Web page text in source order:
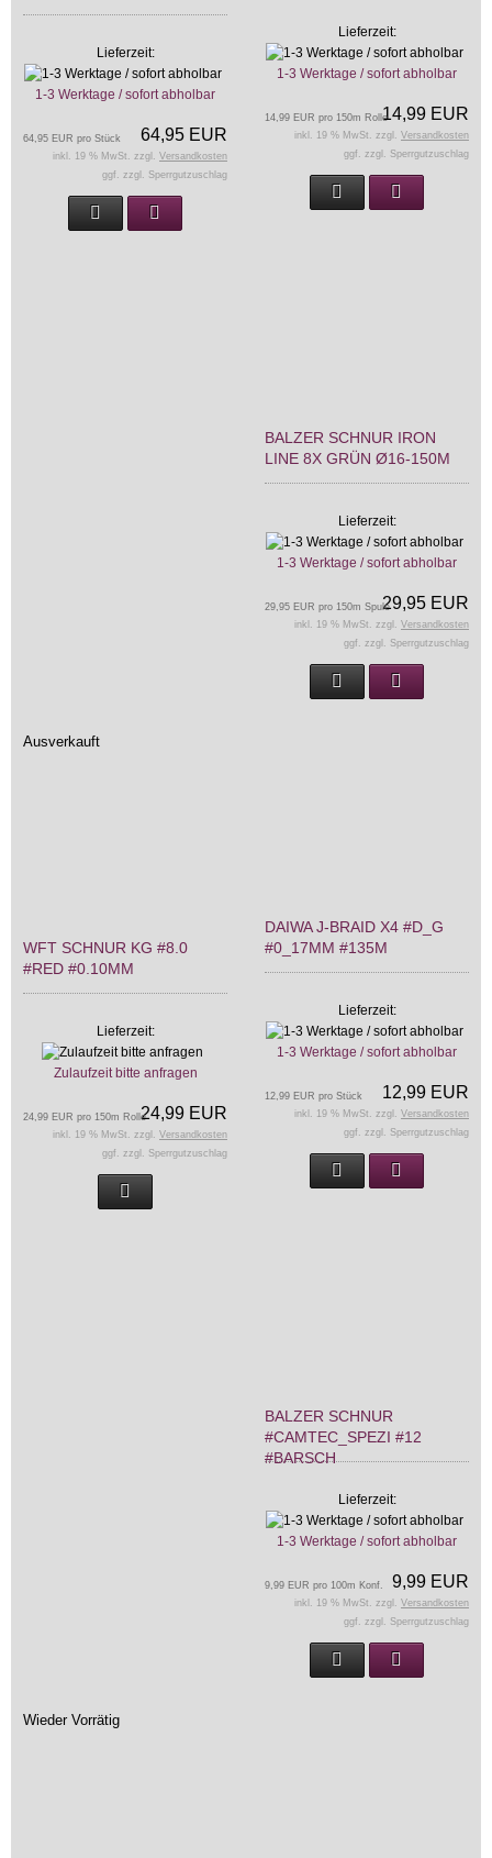
Lieferzeit:
1-3 Werktage / sofort abholbar
64,95 EUR
64,95 EUR pro Stück
inkl. 19 % MwSt. zzgl. Versandkosten
ggf. zzgl. Sperrgutzuschlag
Lieferzeit:
1-3 Werktage / sofort abholbar
14,99 EUR
14,99 EUR pro 150m Rolle
inkl. 19 % MwSt. zzgl. Versandkosten
ggf. zzgl. Sperrgutzuschlag
BALZER SCHNUR IRON
LINE 8X GRÜN Ø16-150M
Lieferzeit:
1-3 Werktage / sofort abholbar
29,95 EUR
29,95 EUR pro 150m Spule
inkl. 19 % MwSt. zzgl. Versandkosten
ggf. zzgl. Sperrgutzuschlag
Ausverkauft
WFT SCHNUR KG #8.0
#RED #0.10MM
Lieferzeit:
Zulaufzeit bitte anfragen
24,99 EUR
24,99 EUR pro 150m Rolle
inkl. 19 % MwSt. zzgl. Versandkosten
ggf. zzgl. Sperrgutzuschlag
DAIWA J-BRAID X4 #D_G
#0_17MM #135M
Lieferzeit:
1-3 Werktage / sofort abholbar
12,99 EUR
12,99 EUR pro Stück
inkl. 19 % MwSt. zzgl. Versandkosten
ggf. zzgl. Sperrgutzuschlag
BALZER SCHNUR
#CAMTEC_SPEZI #12
#BARSCH
Lieferzeit:
1-3 Werktage / sofort abholbar
9,99 EUR
9,99 EUR pro 100m Konf.
inkl. 19 % MwSt. zzgl. Versandkosten
ggf. zzgl. Sperrgutzuschlag
Wieder Vorrätig